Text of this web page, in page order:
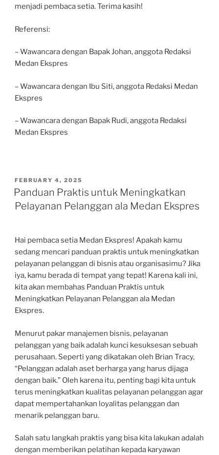
menjadi pembaca setia. Terima kasih!
Referensi:
– Wawancara dengan Bapak Johan, anggota Redaksi
Medan Ekspres
– Wawancara dengan Ibu Siti, anggota Redaksi Medan
Ekspres
– Wawancara dengan Bapak Rudi, anggota Redaksi
Medan Ekspres
POSTED
ON
FEBRUARY 4, 2025
Panduan Praktis untuk Meningkatkan
Pelayanan Pelanggan ala Medan Ekspres
Hai pembaca setia Medan Ekspres! Apakah kamu
sedang mencari panduan praktis untuk meningkatkan
pelayanan pelanggan di bisnis atau organisasimu? Jika
iya, kamu berada di tempat yang tepat! Karena kali ini,
kita akan membahas Panduan Praktis untuk
Meningkatkan Pelayanan Pelanggan ala Medan
Ekspres.
Menurut pakar manajemen bisnis, pelayanan
pelanggan yang baik adalah kunci kesuksesan sebuah
perusahaan. Seperti yang dikatakan oleh Brian Tracy,
“Pelanggan adalah aset berharga yang harus dijaga
dengan baik.” Oleh karena itu, penting bagi kita untuk
terus meningkatkan kualitas pelayanan pelanggan agar
dapat mempertahankan loyalitas pelanggan dan
menarik pelanggan baru.
Salah satu langkah praktis yang bisa kita lakukan adalah
dengan memberikan pelatihan kepada karyawan